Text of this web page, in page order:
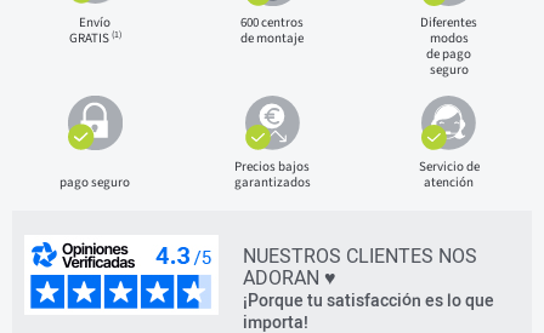
Envío
GRATIS(1)
600 centros
de montaje
Diferentes
modos
de pago
seguro
pago seguro
Precios bajos
garantizados
Servicio de
atención
NUESTROS CLIENTES NOS
ADORAN ♥
¡Porque tu satisfacción es lo que
importa!